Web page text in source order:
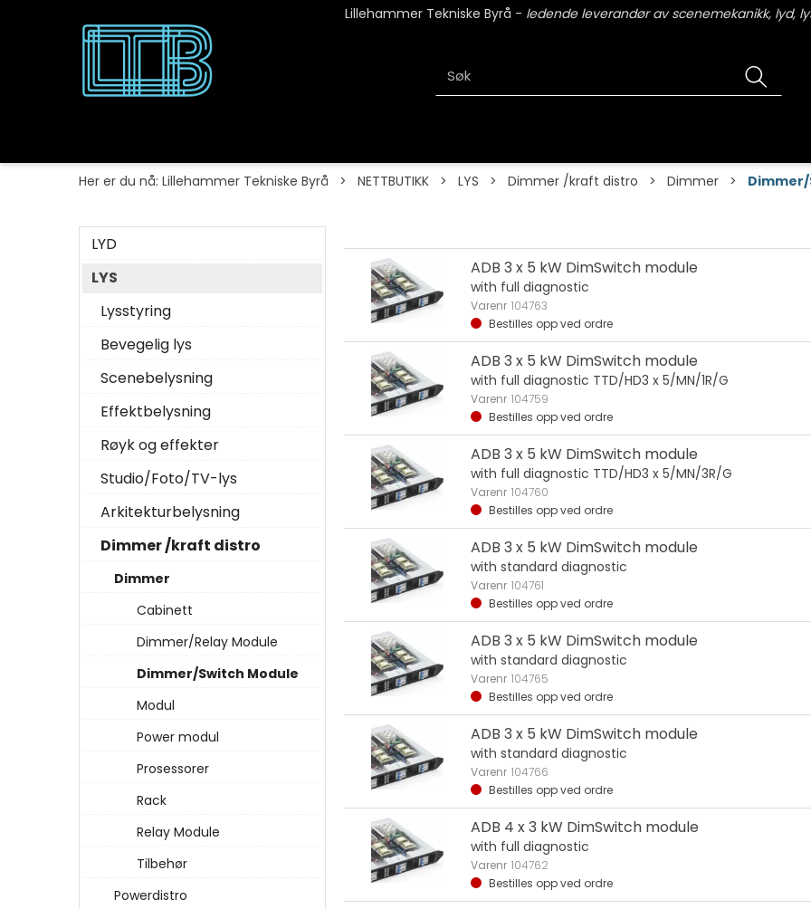
Lillehammer Tekniske Byrå - ledende leverandør av scenemekanikk, lyd,
Her er du nå: Lillehammer Tekniske Byrå > NETTBUTIKK > LYS > Dimmer /kraft distro > Dimmer >
LYD
LYS
Lysstyring
Bevegelig lys
Scenebelysning
Effektbelysning
Røyk og effekter
Studio/Foto/TV-lys
Arkitekturbelysning
Dimmer /kraft distro
Dimmer
Cabinett
Dimmer/Relay Module
Dimmer/Switch Module
Modul
Power modul
Prosessorer
Rack
Relay Module
Tilbehør
Powerdistro
ADB 3 x 5 kW DimSwitch module
with full diagnostic
Varenr 104763
Bestilles opp ved ordre
ADB 3 x 5 kW DimSwitch module
with full diagnostic TTD/HD3 x 5/MN/1R/G
Varenr 104759
Bestilles opp ved ordre
ADB 3 x 5 kW DimSwitch module
with full diagnostic TTD/HD3 x 5/MN/3R/G
Varenr 104760
Bestilles opp ved ordre
ADB 3 x 5 kW DimSwitch module
with standard diagnostic
Varenr 104761
Bestilles opp ved ordre
ADB 3 x 5 kW DimSwitch module
with standard diagnostic
Varenr 104765
Bestilles opp ved ordre
ADB 3 x 5 kW DimSwitch module
with standard diagnostic
Varenr 104766
Bestilles opp ved ordre
ADB 4 x 3 kW DimSwitch module
with full diagnostic
Varenr 104762
Bestilles opp ved ordre